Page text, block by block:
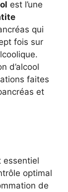
est l’une
qui
fois sur
d’alcool
faites
et
essentiel
optimal
de